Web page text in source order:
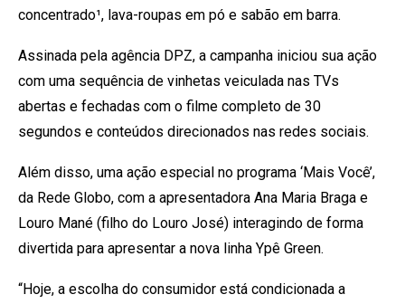
concentrado¹, lava-roupas em pó e sabão em barra.
Assinada pela agência DPZ, a campanha iniciou sua ação
com uma sequência de vinhetas veiculada nas TVs
abertas e fechadas com o filme completo de 30
segundos e conteúdos direcionados nas redes sociais.
Além disso, uma ação especial no programa ‘Mais Você’,
da Rede Globo, com a apresentadora Ana Maria Braga e
Louro Mané (filho do Louro José) interagindo de forma
divertida para apresentar a nova linha Ypê Green.
“Hoje, a escolha do consumidor está condicionada a